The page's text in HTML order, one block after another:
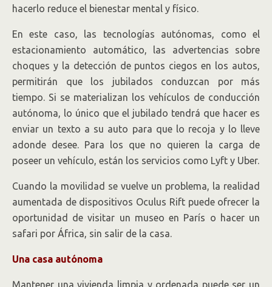
hacerlo reduce el bienestar mental y físico.
En este caso, las tecnologías autónomas, como el
estacionamiento automático, las advertencias sobre
choques y la detección de puntos ciegos en los autos,
permitirán que los jubilados conduzcan por más
tiempo. Si se materializan los vehículos de conducción
autónoma, lo único que el jubilado tendrá que hacer es
enviar un texto a su auto para que lo recoja y lo lleve
adonde desee. Para los que no quieren la carga de
poseer un vehículo, están los servicios como Lyft y Uber.
Cuando la movilidad se vuelve un problema, la realidad
aumentada de dispositivos Oculus Rift puede ofrecer la
oportunidad de visitar un museo en París o hacer un
safari por África, sin salir de la casa.
Una casa autónoma
Mantener una vivienda limpia y ordenada puede ser un